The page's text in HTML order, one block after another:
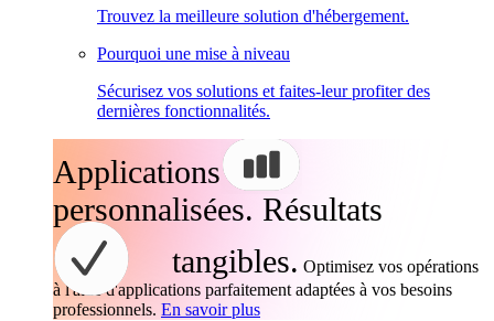
Trouvez la meilleure solution d'hébergement.
Pourquoi une mise à niveau
Sécurisez vos solutions et faites-leur profiter des
dernières fonctionnalités.
Applications
personnalisées. Résultats
tangibles. Optimisez vos opérations
à l'aide d'applications parfaitement adaptées à vos besoins
professionnels. En savoir plus